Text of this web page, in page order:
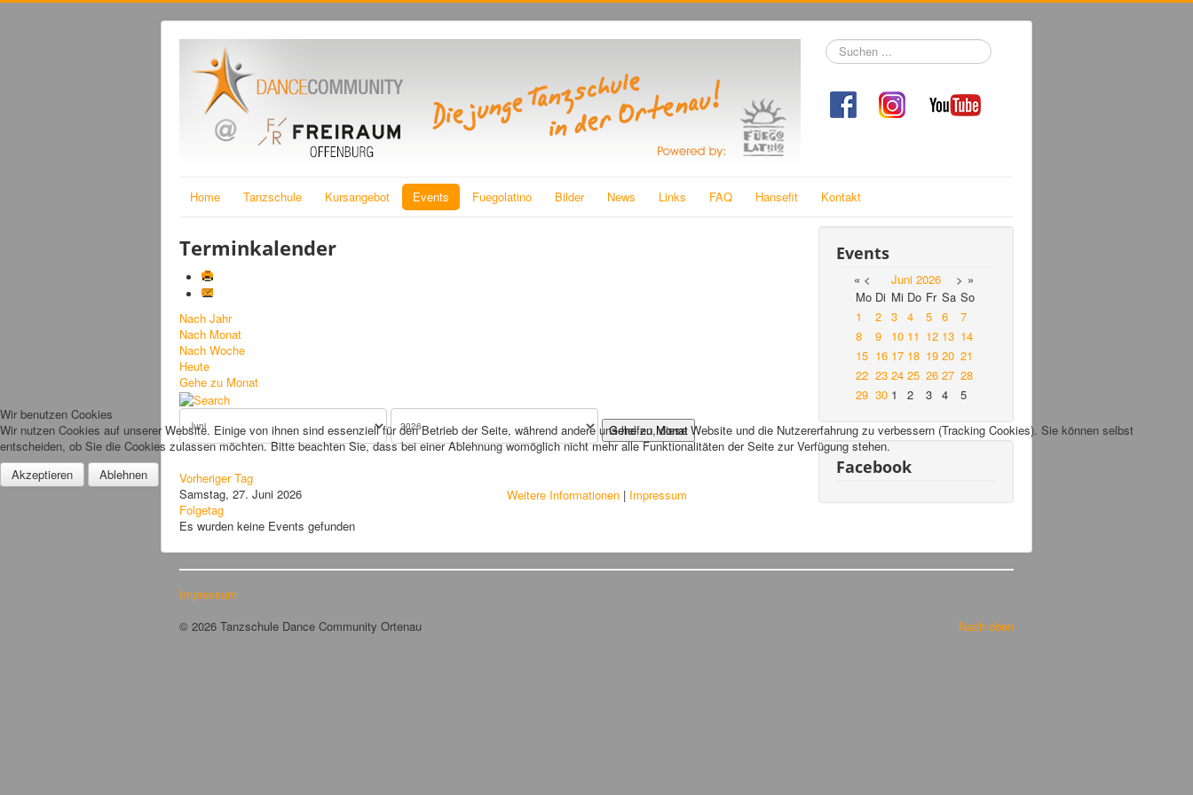
Suchen
...
Home Tanzschule Kursangebot Events Fuegolatino Bilder News Links FAQ Hansefit Kontakt
Terminkalender
Nach Jahr
Nach Monat
Nach Woche
Heute
Gehe zu Monat
Gehe zu Monat
Vorheriger Tag
Samstag, 27. Juni 2026
Folgetag
Es wurden keine Events gefunden
Events
« < Juni 2026 > »
Mo Di Mi Do Fr Sa So
1
2 3 4 5 6
7
8
9 10 11 12 13 14
15 16 17 18 19 20 21
22 23 24 25 26 27 28
29 30 1 2 3 4 5
Facebook
Impressum
Nach oben
© 2026 Tanzschule Dance Community Ortenau
Wir benutzen Cookies
Wir nutzen Cookies auf unserer Website. Einige von ihnen sind essenziell für den Betrieb der Seite, während andere uns helfen, diese Website und die Nutzererfahrung zu verbessern (Tracking Cookies). Sie können selbst
entscheiden, ob Sie die Cookies zulassen möchten. Bitte beachten Sie, dass bei einer Ablehnung womöglich nicht mehr alle Funktionalitäten der Seite zur Verfügung stehen.
Akzeptieren
Ablehnen
Weitere Informationen| Impressum